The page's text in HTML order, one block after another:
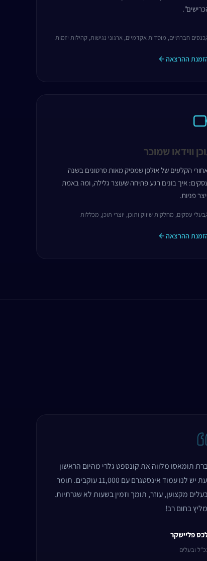
כנסים חברתיים, מוסדות אקדמיים, ארגוני נגישות, קהילות יזמות
ההרצאה
ווידאו שמוכר
הקלעים של אולפן שמפיק מאות סרטונים בשנה
איך בונים רגע פתיחה שעוצר גלילה, ומה באמת
פניות.
בעלי עסקים, מחלקות שיווק ותוכן, יוצרי תוכן, מכללות
ההרצאה
תומאסו מלווה את קונספט גלרי מהיום הראשון
וכעת יש לנו עמוד אינסטגרם עם 11,000 עוקבים. תומר
מקצוען, עוזר, תומך וזמין בשעות לא שגרתיות.
בחום רב!
פליישקר
ובעלים